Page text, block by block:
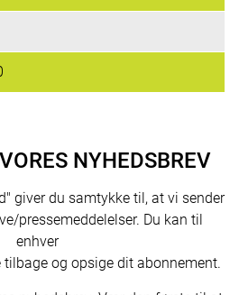
NYHEDSBREV
giver du samtykke til, at vi sender
pressemeddelelser. Du kan til
enhver
og opsige dit abonnement.